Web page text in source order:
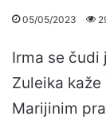
05/05/2023
Irma se čudi
Zuleika
Marijinim